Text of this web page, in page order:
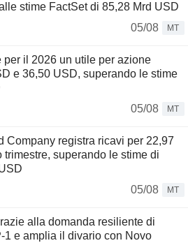
stime FactSet di 85,28 Mrd USD
05/08
MT
per il 2026 un utile per azione
e 36,50 USD, superando le stime
05/08
MT
Company registra ricavi per 22,97
trimestre, superando le stime di
05/08
MT
alla domanda resiliente di
1 e amplia il divario con Novo